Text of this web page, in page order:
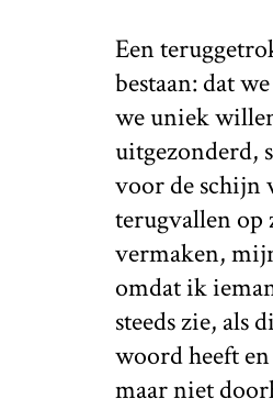
Een
bestaan: dat
we uniek
uitgezonderd,
voor de schijn
terugvallen op
vermaken,
omdat ik
steeds zie, als
woord heeft
maar niet